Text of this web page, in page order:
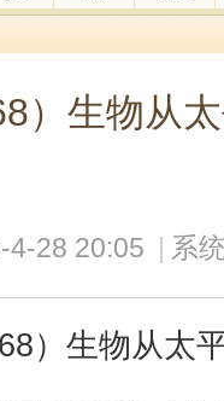
）生物从
4-28 20:05 系
68）生物从太